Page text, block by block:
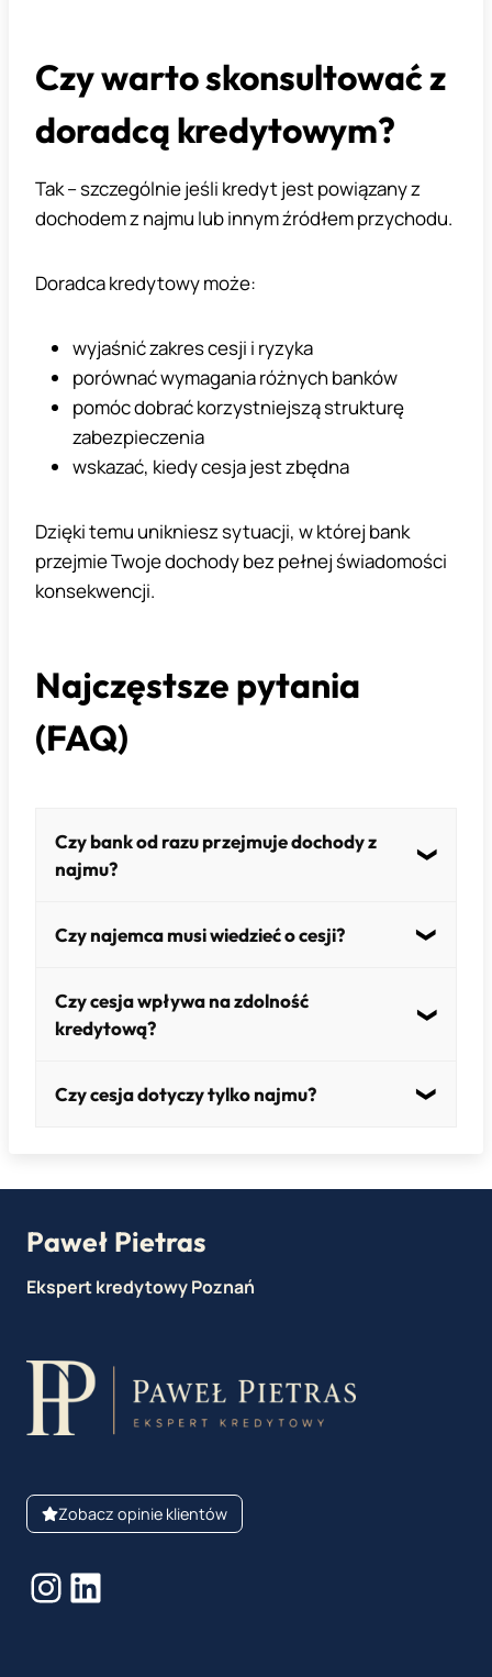
Czy warto skonsultować z
doradcą kredytowym?
Tak – szczególnie jeśli kredyt jest powiązany z
dochodem z najmu lub innym źródłem przychodu.
Doradca kredytowy może:
wyjaśnić zakres cesji i ryzyka
porównać wymagania różnych banków
pomóc dobrać korzystniejszą strukturę
zabezpieczenia
wskazać, kiedy cesja jest zbędna
Dzięki temu unikniesz sytuacji, w której bank
przejmie Twoje dochody bez pełnej świadomości
konsekwencji.
Najczęstsze pytania
(FAQ)
Czy bank od razu przejmuje dochody z
najmu?
Nie. Dopiero w przypadku problemów ze
Czy najemca musi wiedzieć o cesji?
Tak – w wielu przypadkach jest informowany
o zmianie rachunku do płatności.
Czy cesja wpływa na zdolność
kredytową?
Może pomóc w jej zwiększeniu, ponieważ
Czy cesja dotyczy tylko najmu?
Paweł Pietras
Ekspert kredytowy Poznań
Zobacz opinie klientów
Instagram
LinkedIn